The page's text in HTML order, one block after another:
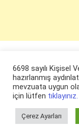
6698 sayılı Kişisel
hazırlanmış
mevzuata uygun
için lütfen tıklayınız.
Çerez Ayarları